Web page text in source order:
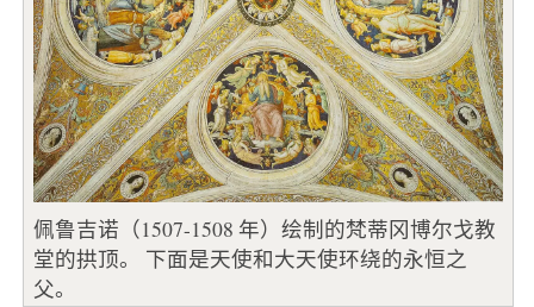
佩鲁吉诺（1507-1508 年）绘制的梵蒂冈博尔戈教
堂的拱顶。 下面是天使和大天使环绕的永恒之
父。